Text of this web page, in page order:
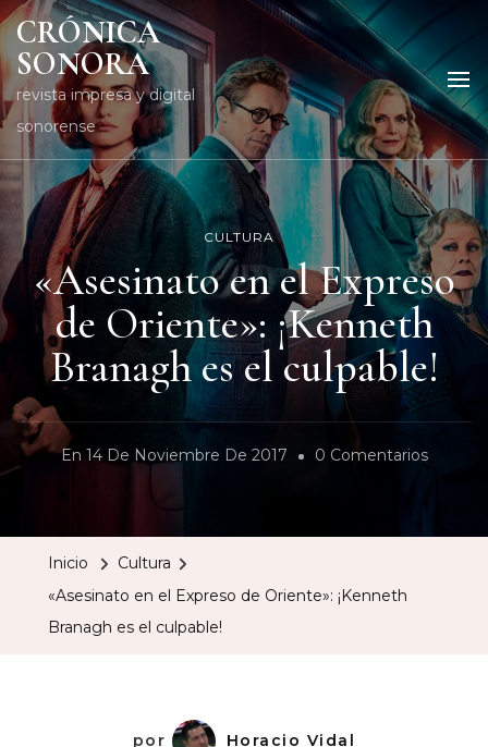
CRÓNICA
SONORA
revista impresa y digital
sonorense
CULTURA
«Asesinato en el Expreso
de Oriente»: ¡Kenneth
Branagh es el culpable!
En 14 De Noviembre De 2017 0 ComentariosEn
Inicio
Cultura
«Asesinato en el Expreso de Oriente»: ¡Kenneth
Branagh es el culpable!
por Horacio Vidal